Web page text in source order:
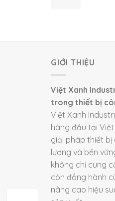
GIỚI THIỆU
Việt Xanh
trong thiết bị
Việt Xanh
hàng đầu tại
giải pháp thiết
lượng và bền
không chỉ cung
còn đồng hành
nâng cao hiệu